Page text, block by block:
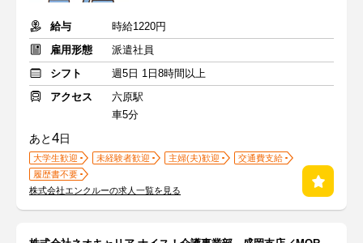
給与
時給1220円
雇用形態
派遣社員
シフト
週5日 1日8時間以上
アクセス
六原駅
車5分
あと4日
大学生歓迎 未経験者歓迎 主婦(夫)歓迎
交通費支給
履歴書不要
株式会社エンクルーの求人一覧を見る